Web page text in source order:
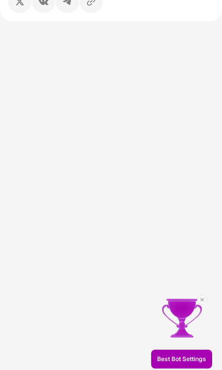
Best Bot Settings